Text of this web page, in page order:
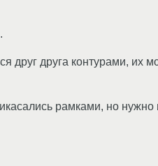
друг друга контурами, их
рамками, но